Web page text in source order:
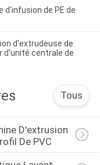
d'infusion de PE de
d'extrudeuse de
d'unité centrale de
Tous
D'extrusion
De PVC